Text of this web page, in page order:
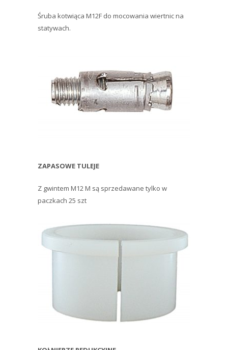
Śruba kotwiąca M12F do mocowania wiertnic na
statywach.
ZAPASOWE TULEJE
Z gwintem M12 M są sprzedawane tylko w
paczkach 25 szt